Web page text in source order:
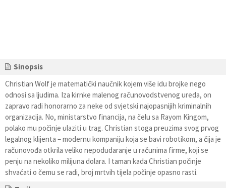
Sinopsis
Christian Wolf je matematički naučnik kojem više idu brojke nego
odnosi sa ljudima. Iza kirnke malenog računovodstvenog ureda, on
zapravo radi honorarno za neke od svjetski najopasnijih kriminalnih
organizacija. No, ministarstvo financija, na čelu sa Rayom Kingom,
polako mu počinje ulaziti u trag. Christian stoga preuzima svog prvog
legalnog klijenta – modernu kompaniju koja se bavi robotikom, a čija je
računovođa otkrila veliko nepodudaranje u računima firme, koji se
penju na nekoliko milijuna dolara. I taman kada Christian počinje
shvaćati o čemu se radi, broj mrtvih tijela počinje opasno rasti.